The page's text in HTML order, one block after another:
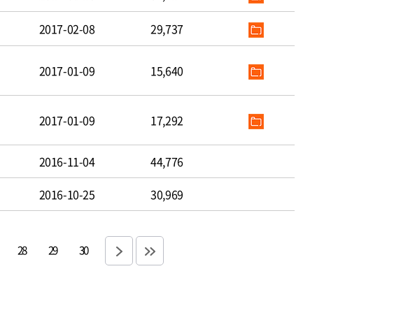
2017-02-08 29,737
2017-01-09 15,640
2017-01-09 17,292
2016-11-04
44,776
2016-10-25 30,969
28 29 30